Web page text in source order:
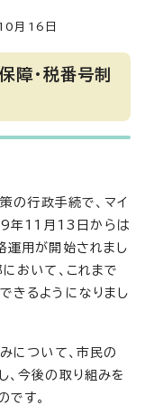
月16日
障・税番号制
の行政手続で、マイ
年11月13日からは
運用が開始されまし
おいて、これまで
きるようになりまし
について、市民の
、今後の取り組みを
す。